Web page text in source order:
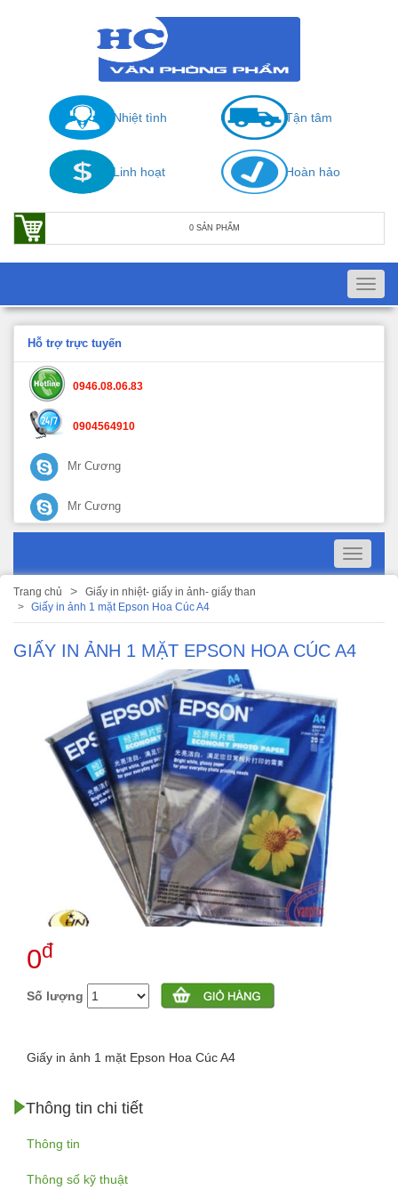
Nhiệt tình Tận tâm
Linh hoạt Hoàn hảo
0 SẢN PHẨM
Hỗ trợ trực tuyến
0946.08.06.83
0904564910
Mr Cương
Mr Cương
Toggle
Trang chủ
Giấy in nhiệt- giấy in ảnh- giấy than
Giấy in ảnh 1 mặt Epson Hoa Cúc A4
GIẤY IN ẢNH 1 MẶT EPSON HOA CÚC A4
0đ
Số lượng
Giấy in ảnh 1 mặt Epson Hoa Cúc A4
Thông tin chi tiết
Thông tin
Thông số kỹ thuật